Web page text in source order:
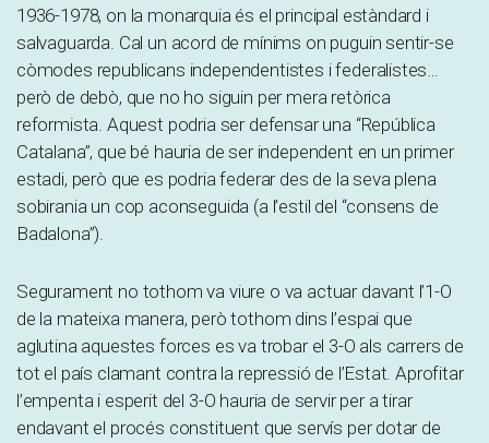
1936-1978, on la monarquia és el principal estàndard i
salvaguarda. Cal un acord de mínims on puguin sentir-se
còmodes republicans independentistes i federalistes…
però de debò, que no ho siguin per mera retòrica
reformista. Aquest podria ser defensar una “República
Catalana”, que bé hauria de ser independent en un primer
estadi, però que es podria federar des de la seva plena
sobirania un cop aconseguida (a l’estil del “consens de
Badalona”).
Segurament no tothom va viure o va actuar davant l’1-O
de la mateixa manera, però tothom dins l’espai que
aglutina aquestes forces es va trobar el 3-O als carrers de
tot el país clamant contra la repressió de l’Estat. Aprofitar
l’empenta i esperit del 3-O hauria de servir per a tirar
endavant el procés constituent que servís per dotar de